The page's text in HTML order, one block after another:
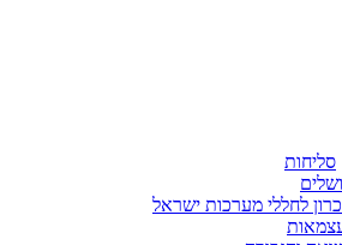
סליחות
לחללי מערכות ישראל